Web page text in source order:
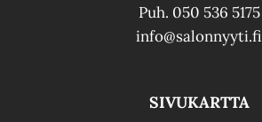
Puh. 050 536 5175
info@salonnyyti.fi
SIVUKARTTA